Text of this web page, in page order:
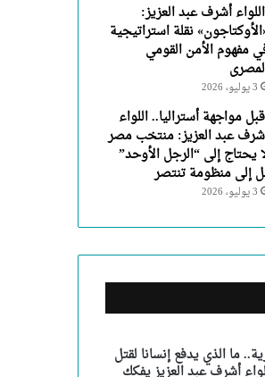
اللواء أشرف عبد العزيز:
نقلة استراتيجية
مفهوم الأمن القومي
3 يوليو، 2026
قبل مواجهة أستراليا.. اللواء
عبد العزيز: منتخب مصر
يحتاج إلى “الرجل الأوحد”
إلى منظومة تنتصر
3 يوليو، 2026
ما الذي يدفع إنسانا لقتل